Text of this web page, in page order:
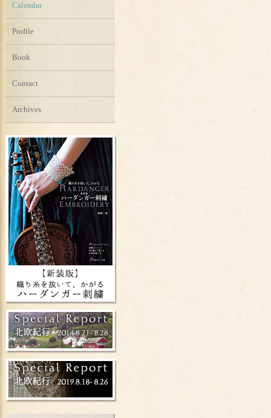
Calendar
Profile
Book
Contact
Archives